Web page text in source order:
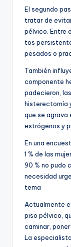
El segundo
tratar de
pélvico. Entre
tos
pesados o
También
componente
padecieron,
histerectomía
que se agrava
estrógenos y
En una
1 % de las
90 % no pudo
necesidad
tema
Actualmente
piso pélvico,
caminar,
La